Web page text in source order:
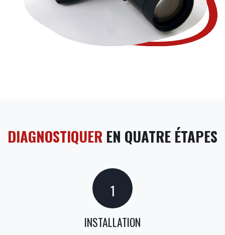
DIAGNOSTIQUER EN QUATRE ÉTAPES
1
INSTALLATION